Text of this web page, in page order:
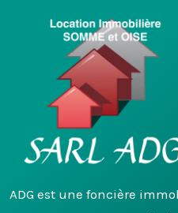
ADG est une foncière